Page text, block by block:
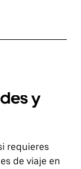
y
requieres
de viaje en